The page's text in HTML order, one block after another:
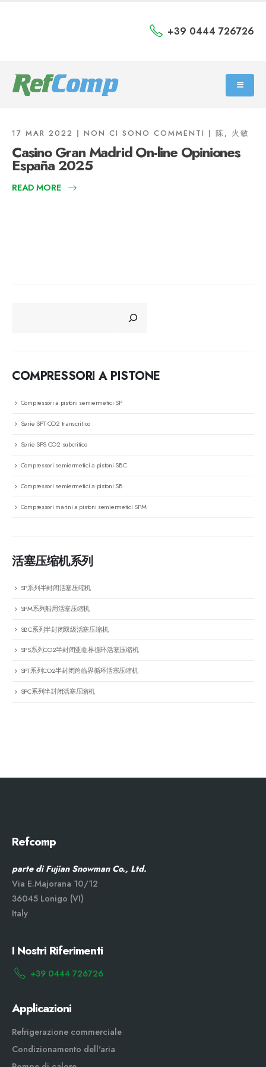
+39 0444 726726
17 MAR 2022 NON CI SONO COMMENTI 陈, 火敏
Casino Gran Madrid On-line Opiniones
España 2025
READ MORE
COMPRESSORI A PISTONE
Compressori a pistoni semiermetici SP
Serie SPT CO2 transcritico
Serie SPS CO2 subcritico
Compressori semiermetici a pistoni SBC
Compressori semiermetici a pistoni SB
Compressori marini a pistoni semiermetici SPM
活塞压缩机系列
SP系列半封闭活塞压缩机
SPM系列船用活塞压缩机
SBC系列半封闭双级活塞压缩机
SPS系列CO2半封闭亚临界循环活塞压缩机
SPT系列CO2半封闭跨临界循环活塞压缩机
SPC系列半封闭活塞压缩机
Refcomp
parte di Fujian Snowman Co., Ltd.
Via E.Majorana 10/12
36045 Lonigo (VI)
Italy
I Nostri Riferimenti
+39 0444 726726
Applicazioni
Refrigerazione commerciale
Condizionamento dell'aria